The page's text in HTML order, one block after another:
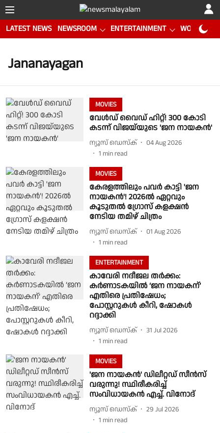
LATEST NEWS NEWSROOM ENTERTAINMENT WORLD CUP
Jananayagan
MOVIES
വേൾഡ് വൈഡ് ഹിറ്റ്! 300 കോടി
കടന്ന് വിജയ്‌യുടെ 'ജന നായകൻ'
ന്യൂസ് ഡെസ്ക്
04 Aug 2026
1 min read
MOVIES
കേരളത്തിലും പവർ കാട്ടി 'ജന
നായകൻ'! 2026ൽ ഏറ്റവും
കൂടുതൽ ഗ്രോസ് കളക്ഷൻ
നേടിയ തമിഴ് ചിത്രം
ന്യൂസ് ഡെസ്ക്
01 Aug 2026
1 min read
ENTERTAINMENT
കാവേരി നദീജല തർക്കം:
കർണാടകയിൽ ‘ജന നായകന്’
എതിരെ പ്രതിഷേധം;
പോസ്റ്ററുകൾ കീറി, ഷോകൾ
റദ്ദാക്കി
ന്യൂസ് ഡെസ്ക്
31 Jul 2026
1 min read
MOVIES
'ജന നായകൻ' ഡിലീറ്റഡ് സീൻസ്
വരുന്നു! സ്ഥിരീകരിച്ച്
സംവിധായകൻ എച്ച്. വിനോദ്
ന്യൂസ് ഡെസ്ക്
29 Jul 2026
1 min read